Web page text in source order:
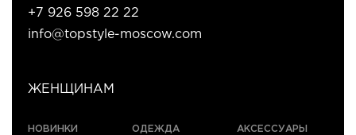
ЖЕНЩИНАМ
НОВИНКИ ОДЕЖДА АКСЕССУАРЫ
+7 926 598 22 22
info@topstyle-moscow.com